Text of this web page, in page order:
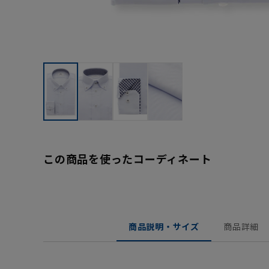
この商品を使ったコーディネート
商品説明・サイズ 商品詳細